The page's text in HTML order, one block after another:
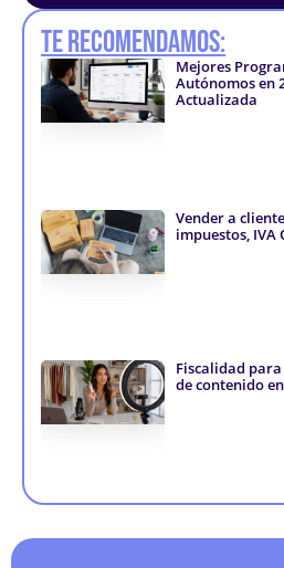
k
e
d
i
n
t
g
r
a
Te recomendamos:
Mejores
Autónomos en
Actualizada
Vender a
impuestos,
Fiscalidad
de contenido